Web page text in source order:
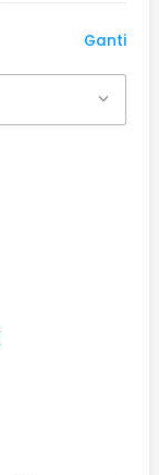
Ganti